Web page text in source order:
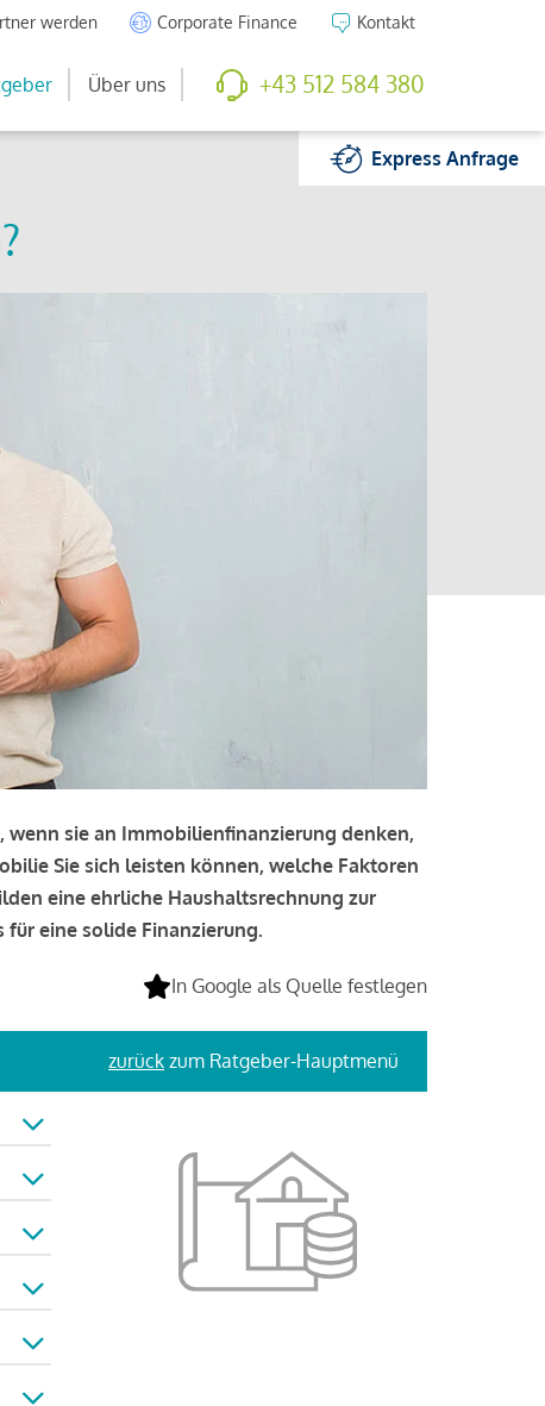
werden Corporate Finance Kontakt
Über uns +43 512 584 380
ExpressAnfrage
sie an Immobilienfinanzierung denken,
Sie sich leisten können, welche Faktoren
eine ehrliche Haushaltsrechnung zur
eine solide Finanzierung.
In Google als Quelle festlegen
zurück zum Ratgeber-Hauptmenü